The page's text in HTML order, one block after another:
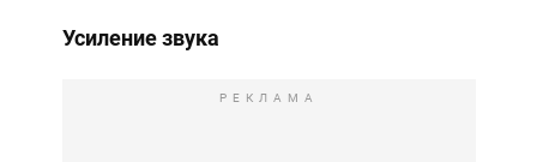
Усиление звука
РЕКЛАМА